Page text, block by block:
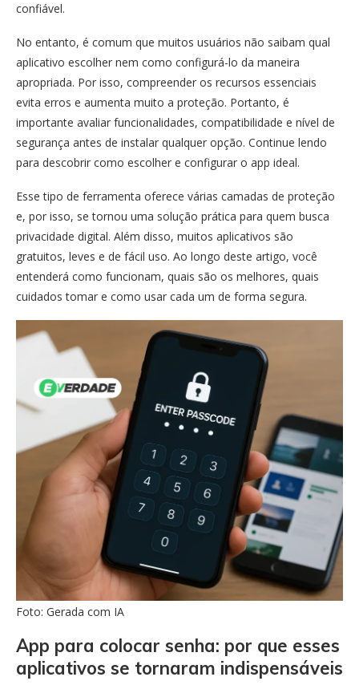
confiável.
No entanto, é comum que muitos usuários não saibam qual
aplicativo escolher nem como configurá-lo da maneira
apropriada. Por isso, compreender os recursos essenciais
evita erros e aumenta muito a proteção. Portanto, é
importante avaliar funcionalidades, compatibilidade e nível de
segurança antes de instalar qualquer opção. Continue lendo
para descobrir como escolher e configurar o app ideal.
Esse tipo de ferramenta oferece várias camadas de proteção
e, por isso, se tornou uma solução prática para quem busca
privacidade digital. Além disso, muitos aplicativos são
gratuitos, leves e de fácil uso. Ao longo deste artigo, você
entenderá como funcionam, quais são os melhores, quais
cuidados tomar e como usar cada um de forma segura.
Foto: Gerada com IA
App para colocar senha: por que esses
aplicativos se tornaram indispensáveis